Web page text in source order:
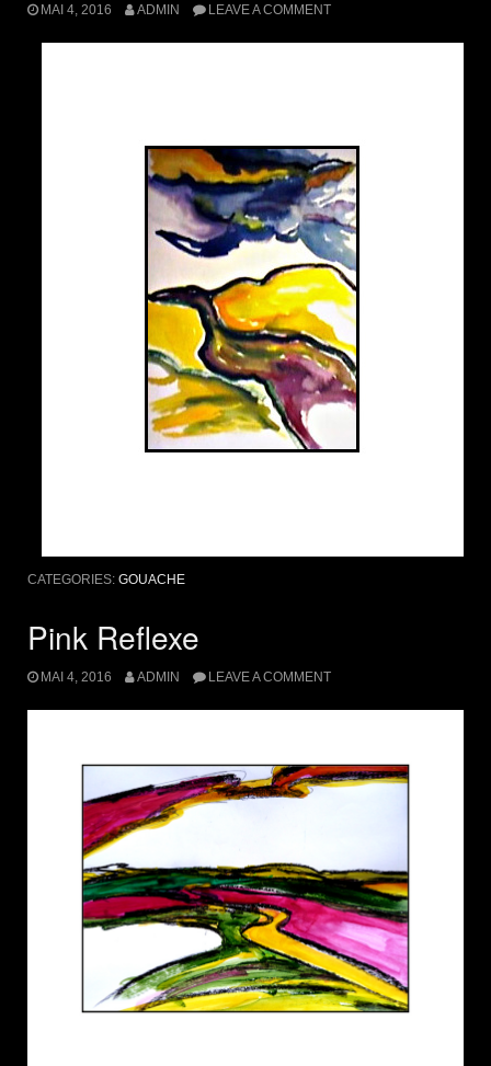
MAI 4, 2016 ADMIN LEAVE A COMMENT
CATEGORIES: GOUACHE
Pink Reflexe
MAI 4, 2016 ADMIN LEAVE A COMMENT